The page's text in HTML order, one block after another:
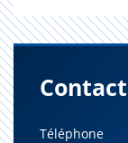
Téléphone